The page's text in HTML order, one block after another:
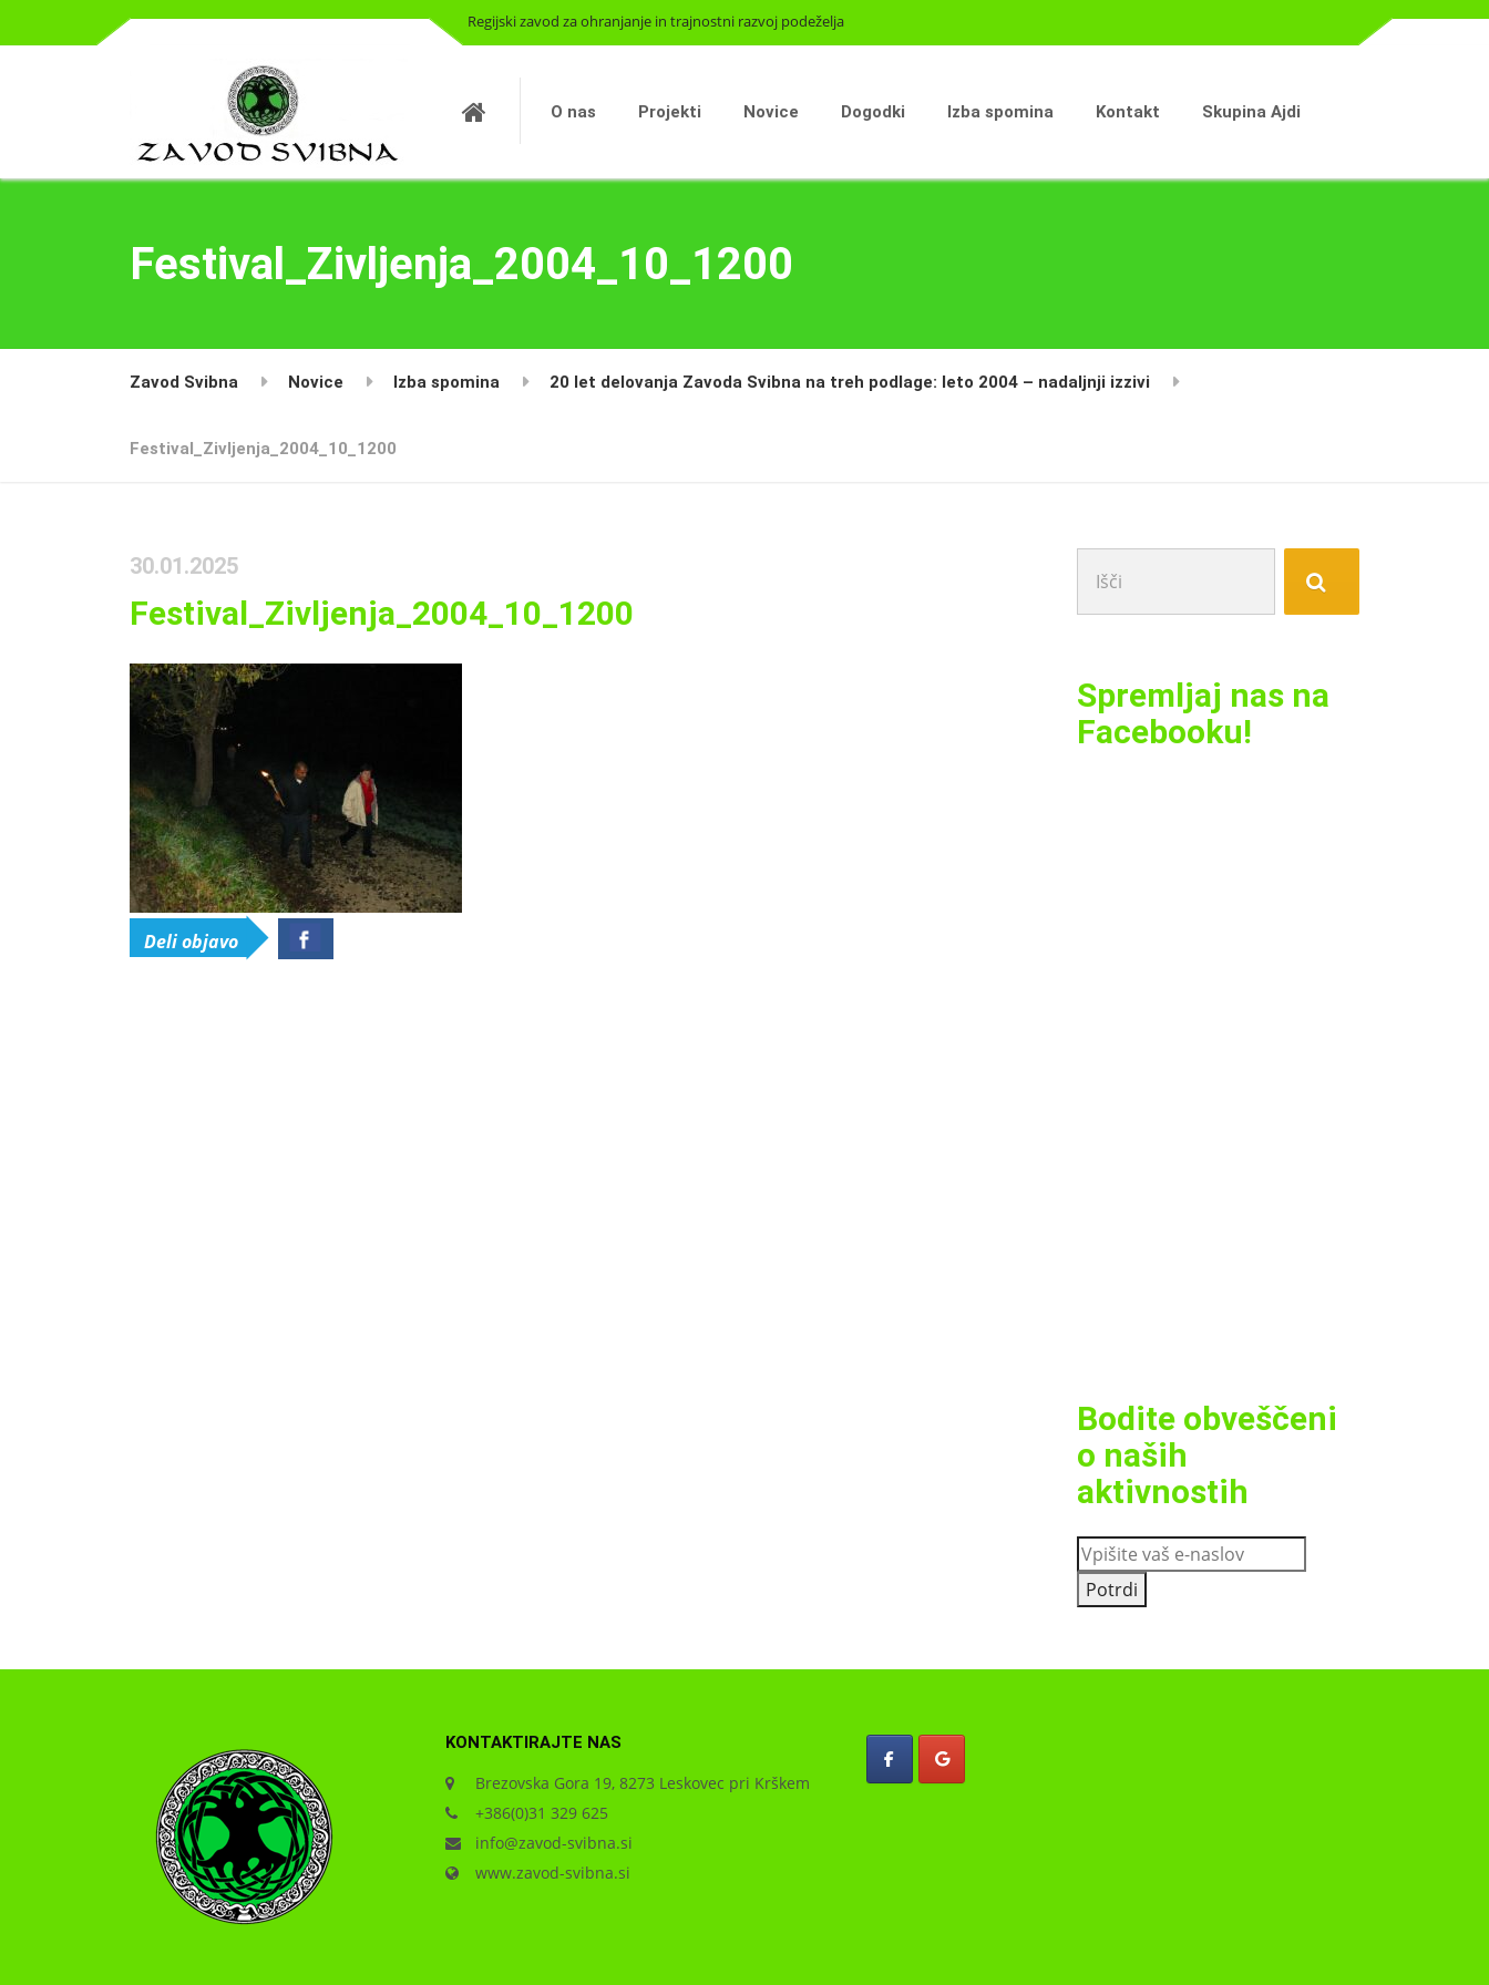
Regijski zavod za ohranjanje in trajnostni razvoj podeželja
O nas Projekti Novice Dogodki Izba spomina Kontakt Skupina Ajdi
Festival_Zivljenja_2004_10_1200
Zavod Svibna Novice Izba spomina 20 let delovanja Zavoda Svibna na treh podlage: leto 2004 – nadaljnji izzivi
Festival_Zivljenja_2004_10_1200
30.01.2025
Festival_Zivljenja_2004_10_1200
Deli objavo
Spremljaj nas na
Facebooku!
Bodite obveščeni
o naših
aktivnostih
KONTAKTIRAJTE NAS
Brezovska Gora 19, 8273 Leskovec pri Krškem
+386(0)31 329 625
info@zavod-svibna.si
www.zavod-svibna.si